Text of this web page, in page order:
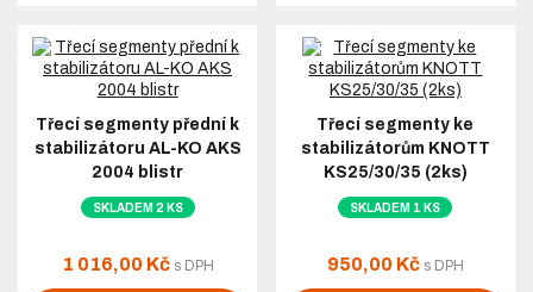
Třecí segmenty přední k
stabilizátoru AL-KO AKS
2004 blistr
SKLADEM 2 KS
1 016,00 Kč s DPH
Třecí segmenty ke
stabilizátorům KNOTT
KS25/30/35 (2ks)
SKLADEM 1 KS
950,00 Kč s DPH